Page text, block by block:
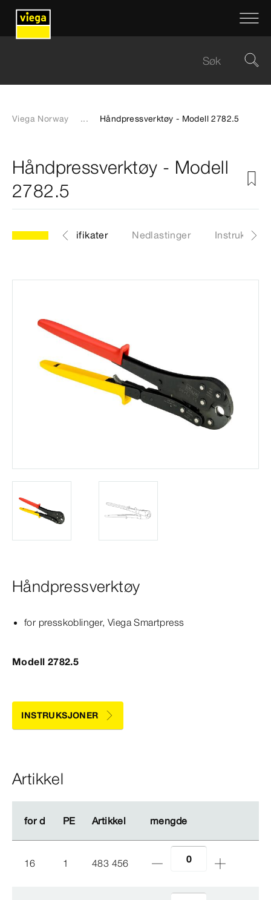
Viega Norway ... Håndpressverktøy - Modell 2782.5
Håndpressverktøy - Modell
2782.5
Artikkel Sertifikater Nedlastinger
Håndpressverktøy
for presskoblinger, ViegaSmartpress
Modell 2782.5
INSTRUKSJONER
Artikkel
for d PE Artikkel mengde
for d PE Artikkel mengde
16 1 483 456